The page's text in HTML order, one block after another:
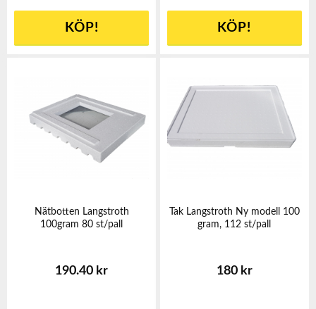
KÖP! KÖP!
Nätbotten Langstroth
100gram 80 st/pall
190.40 kr
Tak Langstroth Ny modell 100
gram, 112 st/pall
180 kr